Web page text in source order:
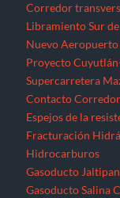
Corredor
Libramiento Sur
Nuevo
Proyecto
Supercarretera
Contacto
Espejos de la
Fracturación
Hidrocarburos
Gasoducto
Gasoducto Salina